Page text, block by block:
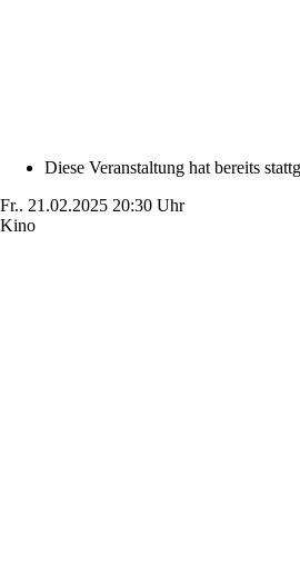
Diese Veranstaltung hat bereits
Fr.. 21.02.2025 20:30 Uhr
Kino